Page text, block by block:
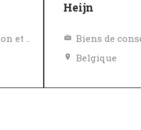
Heijn
Belgique